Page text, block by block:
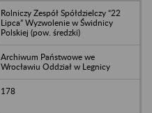
Rolniczy Zespół Spółdzielczy “22
Lipca” Wyzwolenie w Świdnicy
Polskiej (pow. średzki)
Archiwum Państwowe we
Wrocławiu Oddział w Legnicy
178